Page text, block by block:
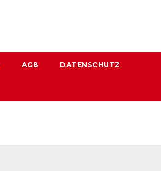
AGB DATENSCHUTZ